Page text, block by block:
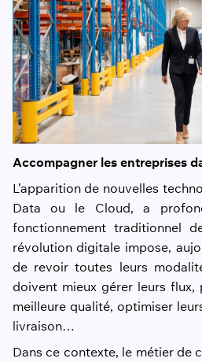
Accompagner les entreprises
L’apparition de nouvelles
Data ou le Cloud, a
fonctionnement traditionnel
révolution digitale impose,
de revoir toutes leurs
doivent mieux gérer leurs
meilleure qualité, optimiser
livraison…
Dans ce contexte, le métier de